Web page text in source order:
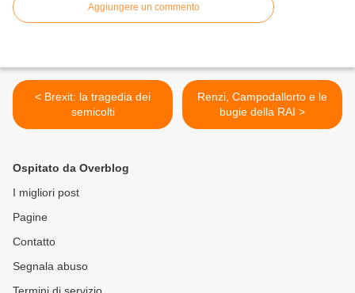
Aggiungere un commento
< Brexit: la tragedia dei
semicolti
Renzi, Campodallorto e le
bugie della RAI >
Ospitato da Overblog
I migliori post
Pagine
Contatto
Segnala abuso
Termini di servizio